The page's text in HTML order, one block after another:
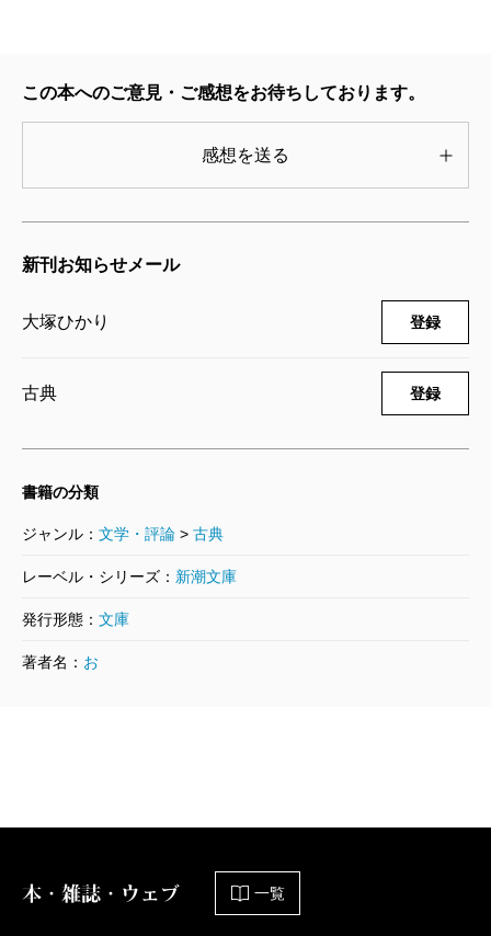
し、ヨーロッパの言語を日本語の中に入れて改造
された現代日本語を使っているからなのだと私は
ない現代語訳になるのだ。大塚さんの書かれた源
氏物語の訳と解説というかナビゲーションは、キ
リスト教的世界観からの視点をなくし、古文を母
国語とする人が原文中心にそれを現代の日本人に
伝えようとしている姿を感じさせる。大塚さんの
ってのは、下半身のおもてなしもないとあかんで
しょ」という、今でいうと「性接待する女の子は
用意してないの？ そういう娘を出してよ」と下
れている。私も源氏物語を訳す時、他の人はどう
訳したのか気になっていろいろ読んでみた。この
こんでしまった。私の視点から見ると多くの源氏
褄があわない。本当に原文を読んだことがあるの
この本へのご意見・ご感想をお待ちしております。
感想を送る
新刊お知らせメール
大塚ひかり 登録
古典 登録
書籍の分類
ジャンル： 文学・評論 > 古典
レーベル・シリーズ： 新潮文庫
発行形態： 文庫
著者名： お
本・雑誌・ウェブ 一覧